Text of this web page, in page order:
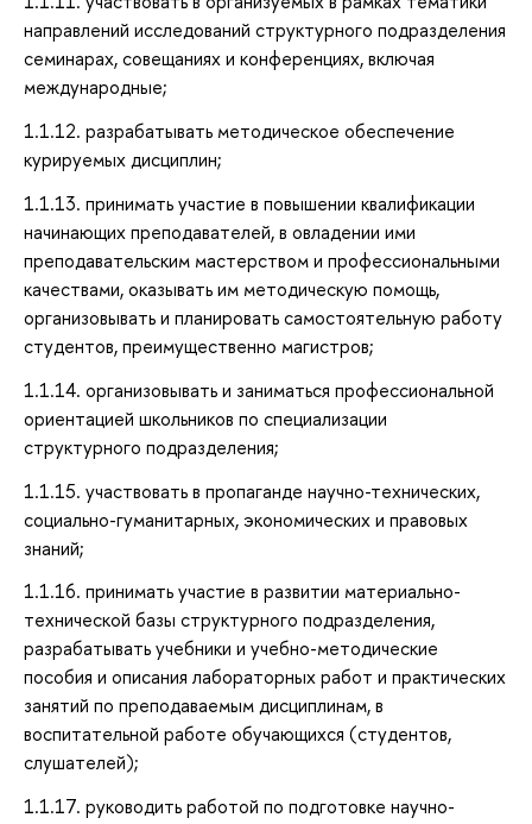
направлений исследований структурного подразделения
семинарах, совещаниях и конференциях, включая
международные;
1.1.12. разрабатывать методическое обеспечение
курируемых дисциплин;
1.1.13. принимать участие в повышении квалификации
начинающих преподавателей, в овладении ими
преподавательским мастерством и профессиональными
качествами, оказывать им методическую помощь,
организовывать и планировать самостоятельную работу
студентов, преимущественно магистров;
1.1.14. организовывать и заниматься профессиональной
ориентацией школьников по специализации
структурного подразделения;
1.1.15. участвовать в пропаганде научно-технических,
социально-гуманитарных, экономических и правовых
знаний;
1.1.16. принимать участие в развитии материально-
технической базы структурного подразделения,
разрабатывать учебники и учебно-методические
пособия и описания лабораторных работ и практических
занятий по преподаваемым дисциплинам, в
воспитательной работе обучающихся (студентов,
слушателей);
1.1.17. руководить работой по подготовке научно-